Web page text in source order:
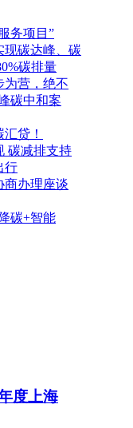
务项目”
现碳达峰、碳
碳排量
为营，绝不
碳中和案
贷！
碳减排支持
行
商办理座谈
碳+智能
度上海